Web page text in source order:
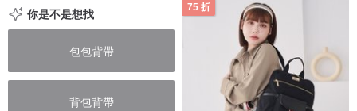
你是不是想找
包包背帶
背包背帶
75 折